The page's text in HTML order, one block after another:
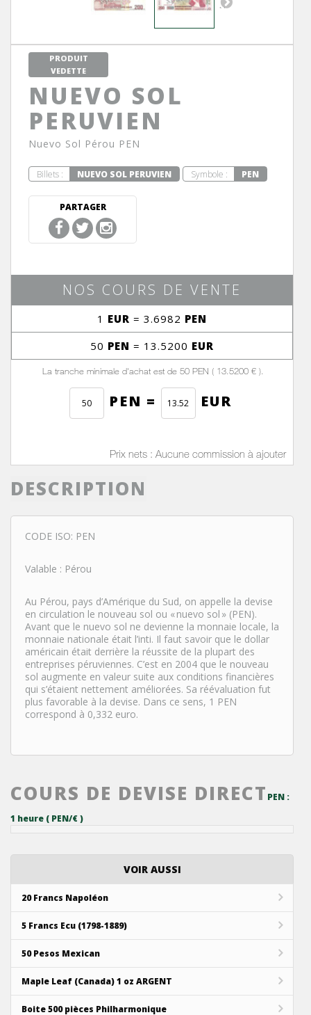
Next
PRODUIT
VEDETTE
NUEVO SOL
PERUVIEN
Nuevo Sol Pérou PEN
Billets : NUEVO SOL PERUVIEN Symbole : PEN
PARTAGER
NOS COURS DE VENTE
1 EUR = 3.6982 PEN
50 PEN = 13.5200 EUR
La tranche minimale d'achat est de 50 PEN ( 13.5200 € ).
PEN = EUR
Prix nets : Aucune commission à ajouter
DESCRIPTION
CODE ISO: PEN
Valable : Pérou
Au Pérou, pays d’Amérique du Sud, on appelle la devise
en circulation le nouveau sol ou «nuevo sol » (PEN).
Avant que le nuevo sol ne devienne la monnaie locale, la
monnaie nationale était l’inti. Il faut savoir que le dollar
américain était derrière la réussite de la plupart des
entreprises péruviennes. C’est en 2004 que le nouveau
sol augmente en valeur suite aux conditions financières
qui s’étaient nettement améliorées. Sa réévaluation fut
plus favorable à la devise. Dans ce sens, 1 PEN
correspond à 0,332 euro.
COURS DE DEVISE DIRECT PEN :
1 heure ( PEN/€ )
VOIR AUSSI
20 Francs Napoléon
5 Francs Ecu (1798-1889)
50 Pesos Mexican
Maple Leaf (Canada) 1 oz ARGENT
Boite 500 pièces Philharmonique